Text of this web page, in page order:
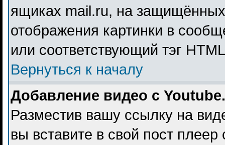
ящиках mail.ru, на
отображения картинки в
или соответствующий тэг
Вернуться к началу
Добавление видео с
Разместив вашу ссылку на
вы вставите в свой пост плеер